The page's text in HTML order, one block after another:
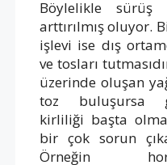
Böylelikle sürüş
arttırılmış oluyor.
işlevi ise dış
ve tosları
üzerinde oluşan
toz buluşursa
kirliliği başta
bir çok sorun
Örneğin